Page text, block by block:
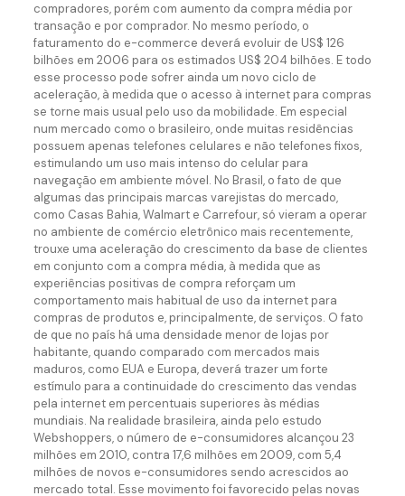
compradores, porém com aumento da compra média por
transação e por comprador. No mesmo período, o
faturamento do e-commerce deverá evoluir de US$ 126
bilhões em 2006 para os estimados US$ 204 bilhões. E todo
esse processo pode sofrer ainda um novo ciclo de
aceleração, à medida que o acesso à internet para compras
se torne mais usual pelo uso da mobilidade. Em especial
num mercado como o brasileiro, onde muitas residências
possuem apenas telefones celulares e não telefones fixos,
estimulando um uso mais intenso do celular para
navegação em ambiente móvel. No Brasil, o fato de que
algumas das principais marcas varejistas do mercado,
como Casas Bahia, Walmart e Carrefour, só vieram a operar
no ambiente de comércio eletrônico mais recentemente,
trouxe uma aceleração do crescimento da base de clientes
em conjunto com a compra média, à medida que as
experiências positivas de compra reforçam um
comportamento mais habitual de uso da internet para
compras de produtos e, principalmente, de serviços. O fato
de que no país há uma densidade menor de lojas por
habitante, quando comparado com mercados mais
maduros, como EUA e Europa, deverá trazer um forte
estímulo para a continuidade do crescimento das vendas
pela internet em percentuais superiores às médias
mundiais. Na realidade brasileira, ainda pelo estudo
Webshoppers, o número de e-consumidores alcançou 23
milhões em 2010, contra 17,6 milhões em 2009, com 5,4
milhões de novos e-consumidores sendo acrescidos ao
mercado total. Esse movimento foi favorecido pelas novas